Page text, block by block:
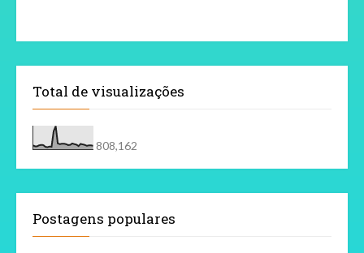
Total de visualizações
808,162
Postagens populares